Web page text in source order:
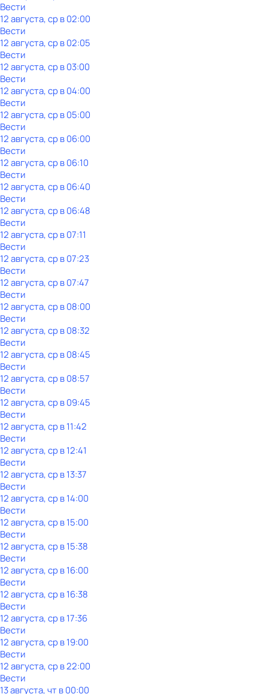
Вести
12 августа, ср в 02:00
Вести
12 августа, ср в 02:05
Вести
12 августа, ср в 03:00
Вести
12 августа, ср в 04:00
Вести
12 августа, ср в 05:00
Вести
12 августа, ср в 06:00
Вести
12 августа, ср в 06:10
Вести
12 августа, ср в 06:40
Вести
12 августа, ср в 06:48
Вести
12 августа, ср в 07:11
Вести
12 августа, ср в 07:23
Вести
12 августа, ср в 07:47
Вести
12 августа, ср в 08:00
Вести
12 августа, ср в 08:32
Вести
12 августа, ср в 08:45
Вести
12 августа, ср в 08:57
Вести
12 августа, ср в 09:45
Вести
12 августа, ср в 11:42
Вести
12 августа, ср в 12:41
Вести
12 августа, ср в 13:37
Вести
12 августа, ср в 14:00
Вести
12 августа, ср в 15:00
Вести
12 августа, ср в 15:38
Вести
12 августа, ср в 16:00
Вести
12 августа, ср в 16:38
Вести
12 августа, ср в 17:36
Вести
12 августа, ср в 19:00
Вести
12 августа, ср в 22:00
Вести
13 августа, чт в 00:00